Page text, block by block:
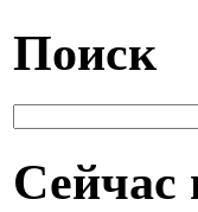
Поиск
Сейчас